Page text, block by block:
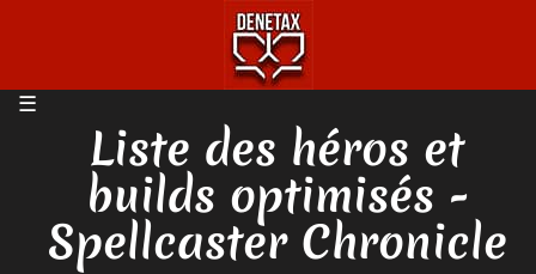
Liste des héros et
builds optimisés -
Spellcaster Chronicle